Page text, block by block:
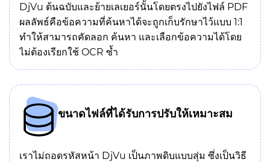
DjVu ต้นฉบับและย้ายเลเยอร์นั้นโดยตรงไปยังไฟล์ PDF
ผลลัพธ์คือข้อความที่ค้นหาได้จะถูกเก็บรักษาไว้แบบ 1:1
ทำให้สามารถคัดลอก ค้นหา และเลือกข้อความได้โดย
ไม่ต้องเรียกใช้ OCR ซ้ำ
ขนาดไฟล์ที่ได้รับการปรับให้เหมาะสม
เราไม่ถอดรหัสหน้า DjVu เป็นภาพดิบแบบสุ่ม ซึ่งเป็นวิธี